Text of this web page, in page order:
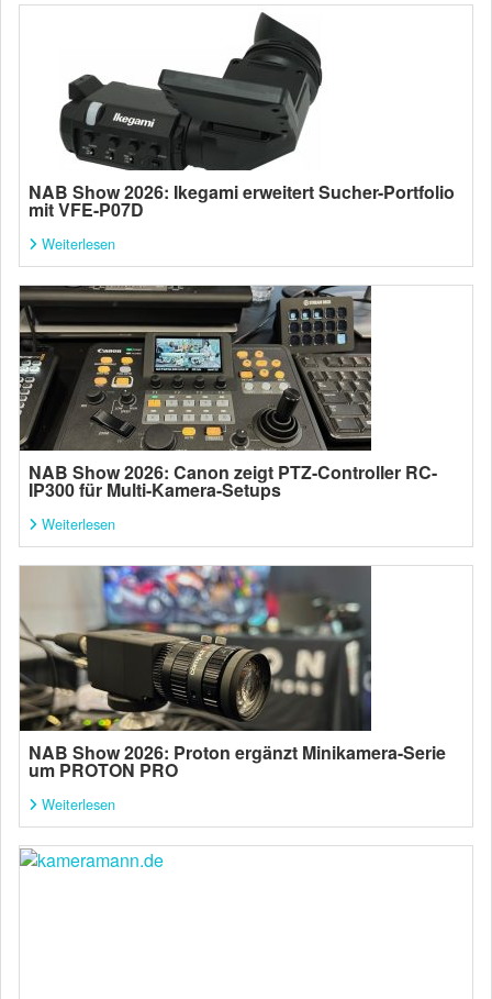
NAB Show 2026: Ikegami erweitert Sucher-Portfolio
mit VFE-P07D
Weiterlesen
NAB Show 2026: Canon zeigt PTZ-Controller RC-
IP300 für Multi-Kamera-Setups
Weiterlesen
NAB Show 2026: Proton ergänzt Minikamera-Serie
um PROTON PRO
Weiterlesen